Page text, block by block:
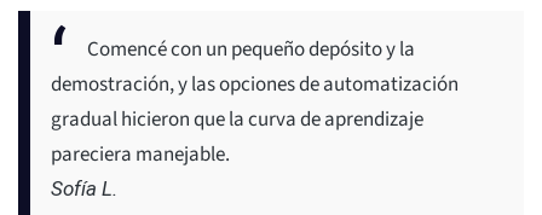
Comencé con un pequeño depósito y la
demostración, y las opciones de automatización
gradual hicieron que la curva de aprendizaje
pareciera manejable.
Sofía L.